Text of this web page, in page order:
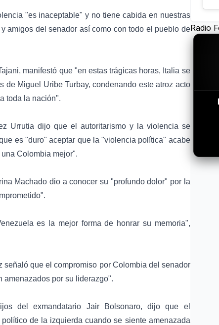
"es inaceptable" y no tiene cabida en nuestras
amigos del senador así como con todo el pueblo de
manifestó que "en estas trágicas horas, Italia se
Miguel Uribe Turbay, condenando este atroz acto
toda la nación".
Urrutia dijo que el autoritarismo y la violencia se
es "duro" aceptar que la "violencia política" acabe
Colombia mejor".
Machado dio a conocer su "profundo dolor" por la
es la mejor forma de honrar su memoria",
que el compromiso por Colombia del senador
amenazados por su liderazgo".
del exmandatario Jair Bolsonaro, dijo que el
de la izquierda cuando se siente amenazada
Radio